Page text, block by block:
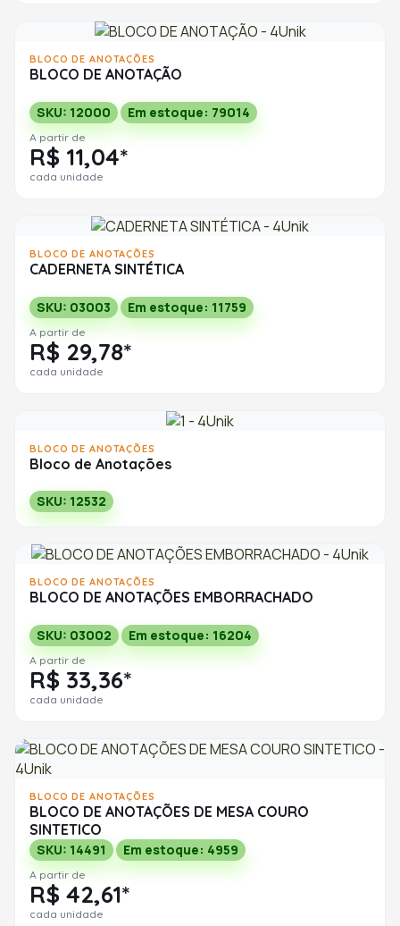
BLOCO DE ANOTAÇÕES
BLOCO DE ANOTAÇÃO
SKU: 12000 Em estoque: 79014
A partir de
R$ 11,04*
cada unidade
BLOCO DE ANOTAÇÕES
CADERNETA SINTÉTICA
SKU: 03003 Em estoque: 11759
A partir de
R$ 29,78*
cada unidade
BLOCO DE ANOTAÇÕES
Bloco de Anotações
SKU: 12532
BLOCO DE ANOTAÇÕES
BLOCO DE ANOTAÇÕES EMBORRACHADO
SKU: 03002 Em estoque: 16204
A partir de
R$ 33,36*
cada unidade
BLOCO DE ANOTAÇÕES
BLOCO DE ANOTAÇÕES DE MESA COURO
SINTETICO
SKU: 14491 Em estoque: 4959
A partir de
R$ 42,61*
cada unidade